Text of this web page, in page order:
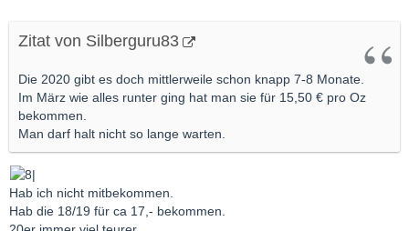
Zitat von Silberguru83
Die 2020 gibt es doch mittlerweile schon knapp 7-8 Monate.
Im März wie alles runter ging hat man sie für 15,50 € pro Oz
bekommen.
Man darf halt nicht so lange warten.
Hab ich nicht mitbekommen.
Hab die 18/19 für ca 17,- bekommen.